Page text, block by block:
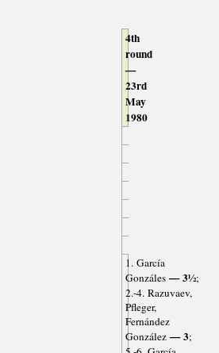
4th
round
—
23rd
May
1980
1. García
Gonzáles— 3½;
2.-4. Razuvaev,
Pfleger,
Fernández
González— 3;